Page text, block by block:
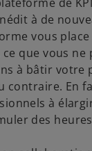
à de
vous
ce que vous
à bâtir votre
contraire. En
à
des